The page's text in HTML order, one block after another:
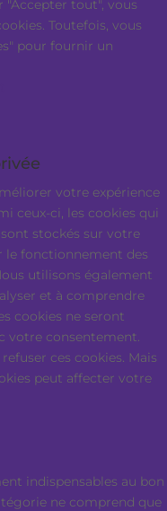
"Accepter tout", vous
Toutefois, vous
pour fournir un
votre expérience
ceux-ci, les cookies qui
stockés sur votre
le fonctionnement des
utilisons également
et à comprendre
cookies ne seront
votre consentement.
ces cookies. Mais
peut affecter votre
indispensables au bon
ne comprend que